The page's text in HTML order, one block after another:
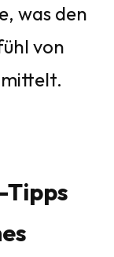
was den
von
-Tipps